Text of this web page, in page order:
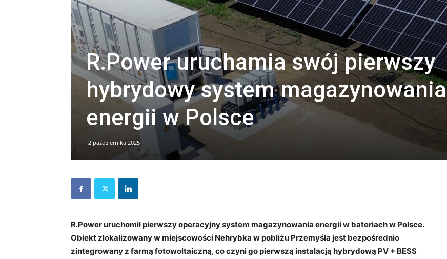
R.Power uruchamia swój pierwszy
hybrydowy system magazynowania
energii w Polsce
2 października 2025
R.Power uruchomił pierwszy operacyjny system magazynowania energii w bateriach w Polsce.
Obiekt zlokalizowany w miejscowości Nehrybka w pobliżu Przemyśla jest bezpośrednio
zintegrowany z farmą fotowoltaiczną, co czyni go pierwszą instalacją hybrydową PV + BESS